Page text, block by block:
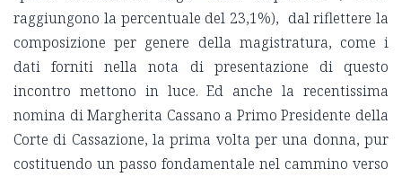
raggiungono la percentuale del 23,1%), dal riflettere la
composizione per genere della magistratura, come i
dati forniti nella nota di presentazione di questo
incontro mettono in luce. Ed anche la recentissima
nomina di Margherita Cassano a Primo Presidente della
Corte di Cassazione, la prima volta per una donna, pur
costituendo un passo fondamentale nel cammino verso